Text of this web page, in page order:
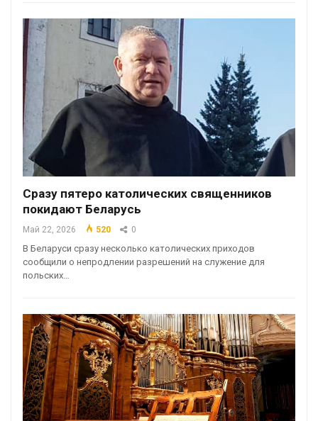
Сразу пятеро католических священников
покидают Беларусь
Май 22, 2026 520 0
В Беларуси сразу несколько католических приходов
сообщили о непродлении разрешений на служение для
польских…